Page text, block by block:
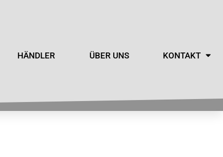
HÄNDLER ÜBER UNS KONTAKT